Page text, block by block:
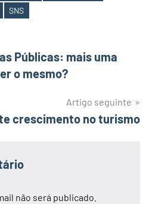
SNS
Públicas: mais uma
o mesmo?
Artigo seguinte
crescimento no turismo
não será publicado.